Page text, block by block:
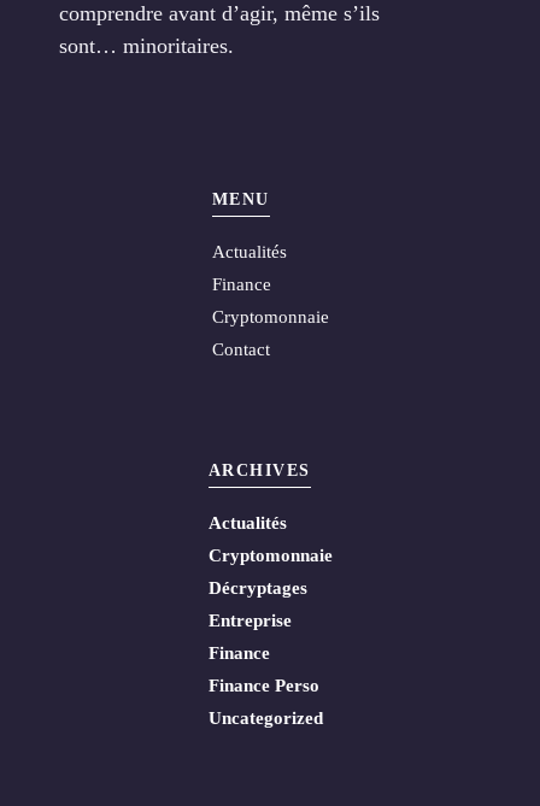
comprendre avant d’agir, même s’ils
sont… minoritaires.
MENU
Actualités
Finance
Cryptomonnaie
Contact
ARCHIVES
Actualités
Cryptomonnaie
Décryptages
Entreprise
Finance
Finance Perso
Uncategorized